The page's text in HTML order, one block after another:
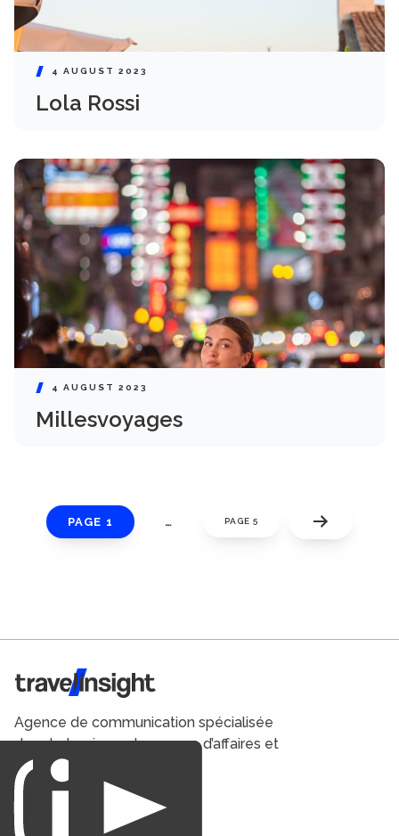
4 AUGUST 2023
Lola Rossi
4 AUGUST 2023
Millesvoyages
PAGE 1 … PAGE 5
Travel Insight
Agence de communication spécialisée
dans le tourisme du voyage d’affaires et
du loisirs.